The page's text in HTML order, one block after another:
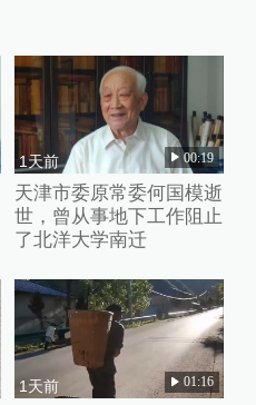
1天前 00:19
天津市委原常委何国模逝
世，曾从事地下工作阻止
了北洋大学南迁
1天前 01:16